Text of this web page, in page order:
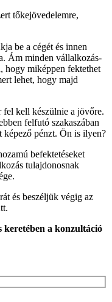
tőkejövedelemre,
be a cégét és innen
Ám minden vállalkozás-
hogy miképpen fektethet
lehet, hogy majd
kell készülnie a jövőre.
felfutó szakaszában
képező pénzt. Ön is ilyen?
befektetéseket
tulajdonosnak
és beszéljük végig az
keretében a konzultáció